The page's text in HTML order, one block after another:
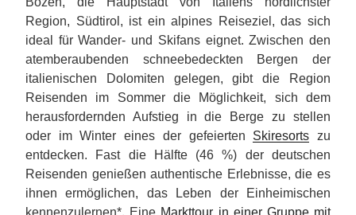
Region, Südtirol, ist ein alpines Reiseziel, das sich
ideal für Wander- und Skifans eignet. Zwischen den
atemberaubenden schneebedeckten Bergen der
italienischen Dolomiten gelegen, gibt die Region
Reisenden im Sommer die Möglichkeit, sich dem
herausfordernden Aufstieg in die Berge zu stellen
oder im Winter eines der gefeierten Skiresorts zu
entdecken. Fast die Hälfte (46 %) der deutschen
Reisenden genießen authentische Erlebnisse, die es
ihnen ermöglichen, das Leben der Einheimischen